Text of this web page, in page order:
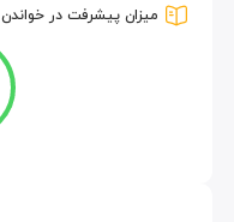
میزان پیشرفت در خواندن